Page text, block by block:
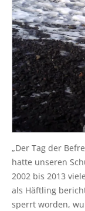
„Der Tag der
hat­te unse­ren
2002 bis 2013
als Häft­ling
sperrt wor­den,